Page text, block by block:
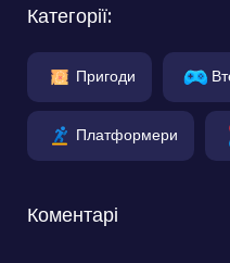
Категорії:
Пригоди
Платформери
Коментарі